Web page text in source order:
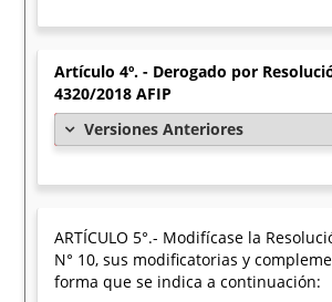
Artículo 4º. - Derogado por
4320/2018 AFIP
Versiones Anteriores
ARTÍCULO 5°.- Modifícase la
N° 10, sus modificatorias y
forma que se indica a continuación: